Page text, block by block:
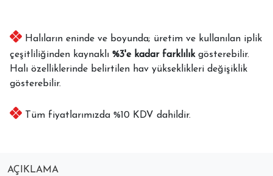
Halıların eninde ve boyunda; üretim ve kullanılan iplik
çeşitliliğinden kaynaklı %3'e kadar farklılıkgösterebilir.
Halı özelliklerinde belirtilen hav yükseklikleri değişiklik
gösterebilir.
Tüm fiyatlarımızda %10 KDV dahildir.
AÇIKLAMA